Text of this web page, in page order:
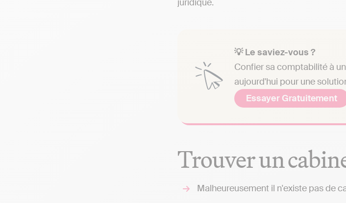
juridique.
💡 Le saviez-vous ?
Confier sa comptabilité à
aujourd'hui pour une
Essayer Gratuitement
Trouver un
Malheureusement il n'existe pas de